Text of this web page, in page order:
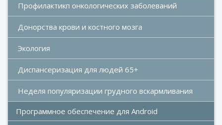
Профилактикп онкологических заболеваний
Донорства крови и костного мозга
Экология
Диспансеризация для людей 65+
Неделя популяризации грудного вскармливания
Программное обеспечение для Android